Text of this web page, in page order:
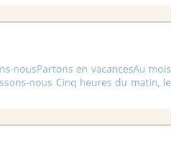
nousPartons en vacancesAu mois
nous Cinq heures du matin, le